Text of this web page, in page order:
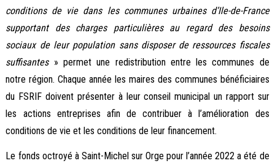
conditions de vie dans les communes urbaines d’Ile-de-France
supportant des charges particulières au regard des besoins
sociaux de leur population sans disposer de ressources fiscales
suffisantes » permet une redistribution entre les communes de
notre région. Chaque année les maires des communes bénéficiaires
du FSRIF doivent présenter à leur conseil municipal un rapport sur
les actions entreprises afin de contribuer à l’amélioration des
conditions de vie et les conditions de leur financement.
Le fonds octroyé à Saint-Michel sur Orge pour l’année 2022 a été de